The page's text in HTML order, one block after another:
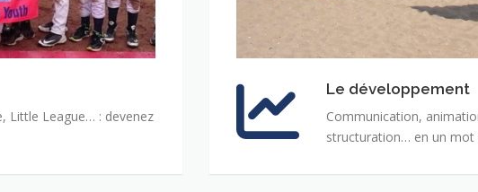
Little League… : devenez
Le développement
Communication,
structuration… en un mot